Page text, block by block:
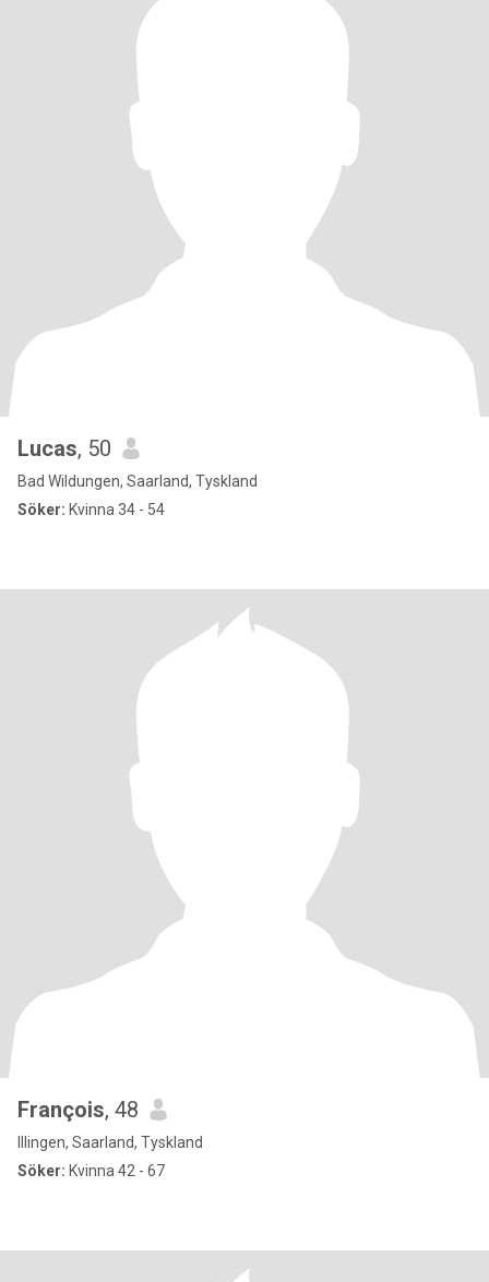
Lucas, 50
Bad Wildungen, Saarland, Tyskland
Söker: Kvinna 34 - 54
François, 48
Illingen, Saarland, Tyskland
Söker: Kvinna 42 - 67